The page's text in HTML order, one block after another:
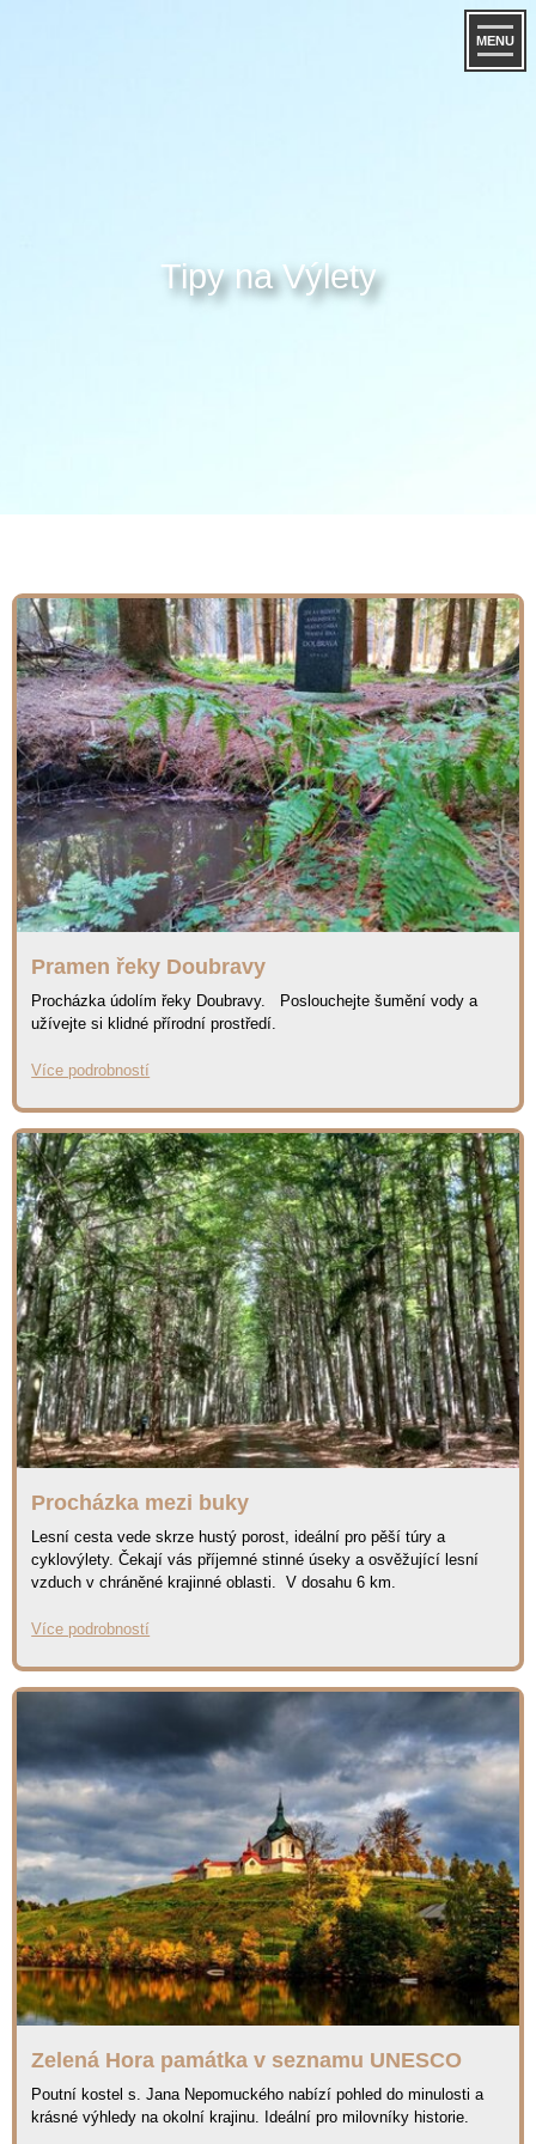
MENU
Tipy na Výlety
Pramen řeky Doubravy
Procházka údolím řeky Doubravy. Poslouchejte šumění vody a
užívejte si klidné přírodní prostředí.
Více podrobností
Procházka mezi buky
Lesní cesta vede skrze hustý porost, ideální pro pěší túry a
cyklovýlety. Čekají vás příjemné stinné úseky a osvěžující lesní
vzduch v chráněné krajinné oblasti. V dosahu 6 km.
Více podrobností
Zelená Hora památka v seznamu UNESCO
Poutní kostel s. Jana Nepomuckého nabízí pohled do minulosti a
krásné výhledy na okolní krajinu. Ideální pro milovníky historie.